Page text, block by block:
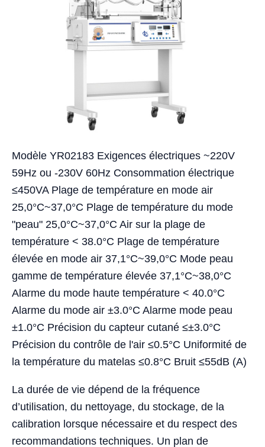
Modèle YR02183 Exigences électriques ~220V
59Hz ou -230V 60Hz Consommation électrique
≤450VA Plage de température en mode air
25,0°C~37,0°C Plage de température du mode
"peau" 25,0°C~37,0°C Air sur la plage de
température < 38.0°C Plage de température
élevée en mode air 37,1°C~39,0°C Mode peau
gamme de température élevée 37,1°C~38,0°C
Alarme du mode haute température < 40.0°C
Alarme du mode air ±3.0°C Alarme mode peau
±1.0°C Précision du capteur cutané ≤±3.0°C
Précision du contrôle de l'air ≤0.5°C Uniformité de
la température du matelas ≤0.8°C Bruit ≤55dB (A)
La durée de vie dépend de la fréquence
d’utilisation, du nettoyage, du stockage, de la
calibration lorsque nécessaire et du respect des
recommandations techniques. Un plan de